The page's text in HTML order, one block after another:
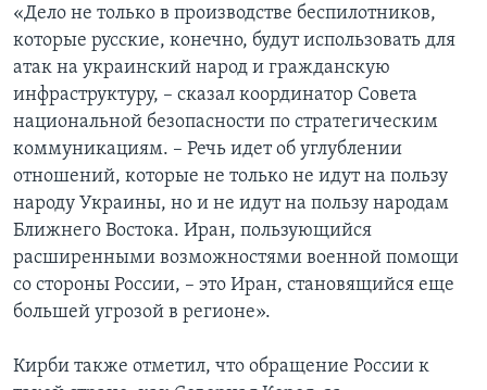
«Дело не только в производстве беспилотников,
которые русские, конечно, будут использовать для
атак на украинский народ и гражданскую
инфраструктуру, – сказал координатор Совета
национальной безопасности по стратегическим
коммуникациям. – Речь идет об углублении
отношений, которые не только не идут на пользу
народу Украины, но и не идут на пользу народам
Ближнего Востока. Иран, пользующийся
расширенными возможностями военной помощи
со стороны России, – это Иран, становящийся еще
большей угрозой в регионе».
Кирби также отметил, что обращение России к